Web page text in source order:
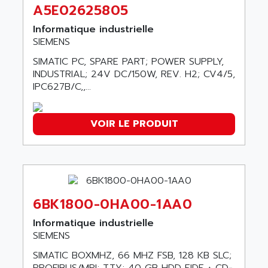
C350 / C370
RAIL SWITCH
SBC
HMI
SIMATIC HMI
OPERATOR PANEL
APRIL 2000
SMC50
SMC600
SMC25 et SMC 35
SMC 50 / SMC 600
SMC 600
SMC50 / SMC600
ABC VISION
ABG
ABL
ABL SURSUM
ABLE SYSTEMS
ABOUTBATTERIE
ABRACON
ABS SYSTEM
ABUS
ABUS ELECTRONIC
AC AUTOMATION
A5E02625805
Informatique industrielle
SIEMENS
SIMATIC PC, SPARE PART; POWER SUPPLY,
INDUSTRIAL; 24V DC/150W, REV. H2; CV4/5,
IPC627B/C,,...
VOIR LE PRODUIT
6BK1800-0HA00-1AA0
Informatique industrielle
SIEMENS
SIMATIC BOXMHZ, 66 MHZ FSB, 128 KB SLC;